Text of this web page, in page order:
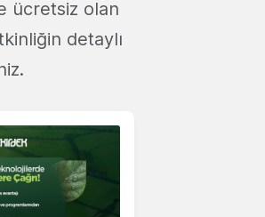
ücretsiz olan
detaylı